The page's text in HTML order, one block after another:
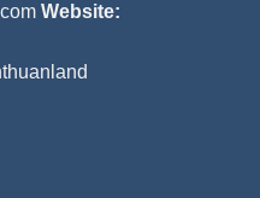
Website: